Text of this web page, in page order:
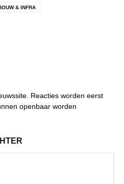
& INFRA
Reacties worden eerst
openbaar worden